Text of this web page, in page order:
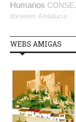
Humanos
docentes Andalucía
WEBS AMIGAS